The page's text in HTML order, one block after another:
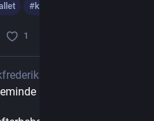
#kerteminde
1
Havn.